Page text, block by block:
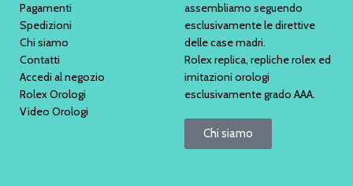
Pagamenti
Spedizioni
Chi siamo
Contatti
Accedi al negozio
Rolex Orologi
Video Orologi
assembliamo seguendo
esclusivamente le direttive
delle case madri.
Rolex replica, repliche rolex ed
imitazioni orologi
esclusivamente grado AAA.
Chi siamo